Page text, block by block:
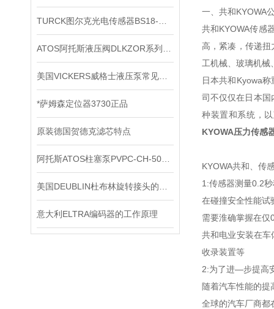
*萨姆森定位器3730正品
原装德国贺德克滤芯特点
意大利ELTRA编码器的工作原理
一、共和KYOWA
共和KYOWA传感
高，紧凑，传递
工机械、玻璃机械
日本共和Kyowa
司不仅仅在日本国
种装置和系统，
KYOWA压力传感
KYOWA共和、传
1:传感器测量0.2
在碰撞安全性能试
需要淮确掌握在仅
共和电业安装在
收录装置等
2:为了进—步提高
随着汽车性能的
全球的汽车厂商